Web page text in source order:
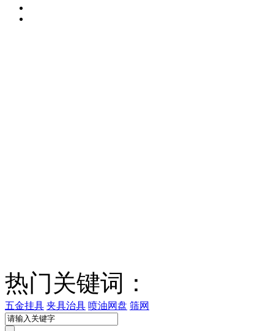
热门关键词：
五金挂具 夹具治具 喷油网盘 筛网